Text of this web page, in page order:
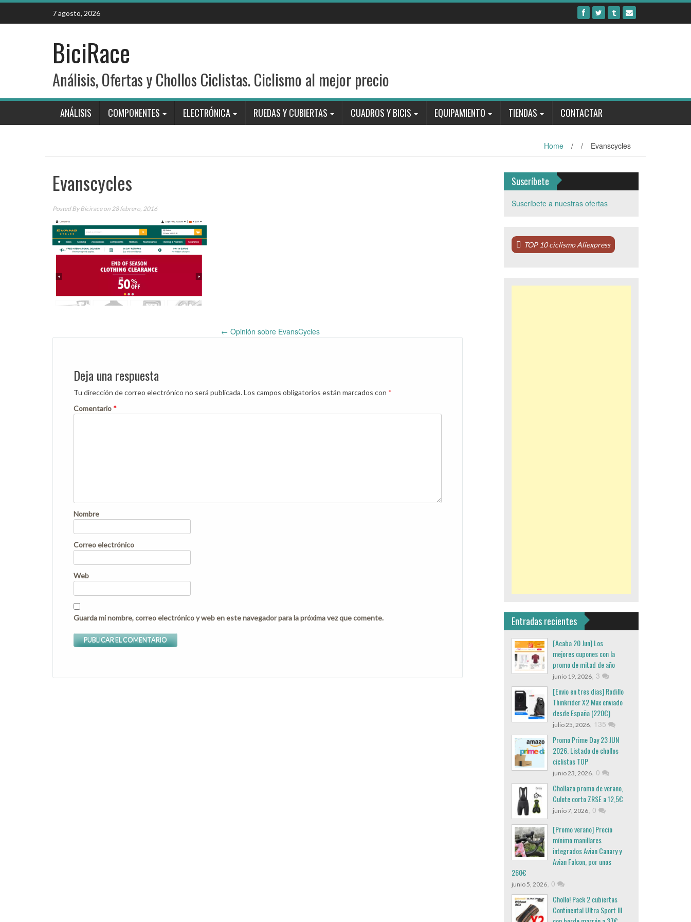
Skip
content
7 agosto, 2026
BiciRace
Análisis, Ofertas y Chollos Ciclistas. Ciclismo al mejor precio
ANÁLISIS COMPONENTES ELECTRÓNICA RUEDAS Y CUBIERTAS CUADROS Y BICIS EQUIPAMIENTO TIENDAS CONTACTAR
Home / / Evanscycles
Evanscycles
Posted ByBiciraceon 28 febrero, 2016
Post
navigation
← Opinión sobre EvansCycles
Deja una respuesta
Tu dirección de correo electrónico no será publicada.Los campos obligatorios están marcados con *
Comentario *
Nombre
Correo electrónico
Web
Guarda mi nombre, correo electrónico y web en este navegador para la próxima vez que comente.
Suscríbete
Suscríbete a nuestras ofertas
TOP 10 ciclismo Aliexpress
Entradas recientes
[Acaba 20 Jun] Los
mejores cupones con la
promo de mitad de año
junio 19, 2026, 3
[Envio en tres dias] Rodillo
Thinkrider X2 Max enviado
desde España (220€)
julio 25, 2026, 135
Promo Prime Day 23 JUN
2026. Listado de chollos
ciclistas TOP
junio 23, 2026, 0
Chollazo promo de verano,
Culote corto ZRSE a 12,5€
junio 7, 2026, 0
[Promo verano] Precio
mínimo manillares
integrados Avian Canary y
Avian Falcon, por unos
260€
junio 5, 2026, 0
Chollo! Pack 2 cubiertas
Continental Ultra Sport III